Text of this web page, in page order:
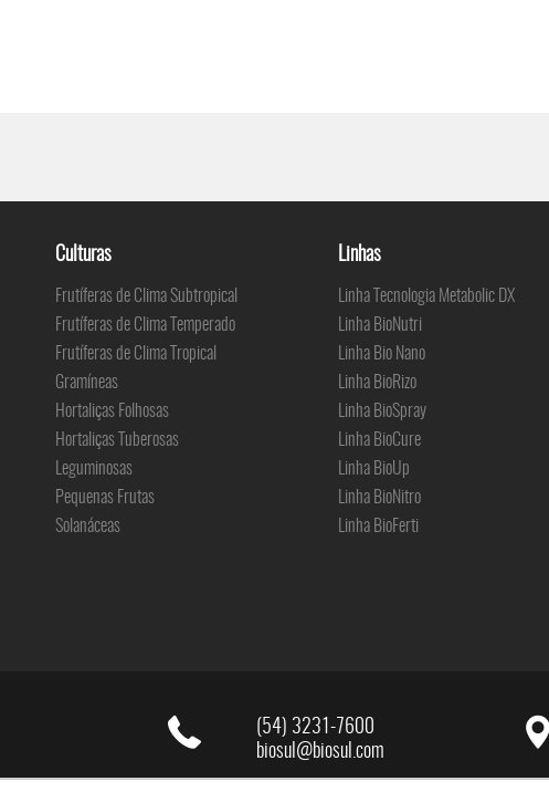
Culturas
Frutíferas de Clima Subtropical
Frutíferas de Clima Temperado
Frutíferas de Clima Tropical
Gramíneas
Hortaliças Folhosas
Hortaliças Tuberosas
Leguminosas
Pequenas Frutas
Solanáceas
Linhas
Linha Tecnologia Metabolic DX
Linha BioNutri
Linha Bio Nano
Linha BioRizo
Linha BioSpray
Linha BioCure
Linha BioUp
Linha BioNitro
Linha BioFerti
(54) 3231-7600
biosul@biosul.com